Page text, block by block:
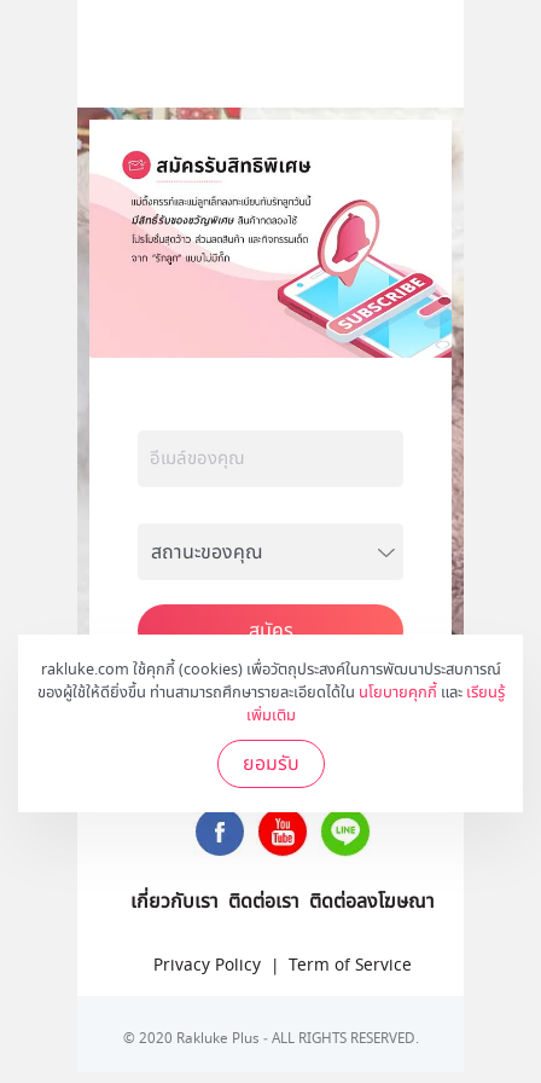
rakluke.com ใช้คุกกี้ (cookies) เพื่อวัตถุประสงค์ในการพัฒนาประสบการณ์
ของผู้ใช้ให้ดียิ่งขึ้น ท่านสามารถศึกษารายละเอียดได้ใน นโยบายคุกกี้ และ เรียนรู้
เพิ่มเติม
ยอมรับ
สมัคร
ติดตามเราได้ที่
เกี่ยวกับเรา ติดต่อเรา ติดต่อลงโฆษณา
Privacy Policy | Term of Service
© 2020 Rakluke Plus - ALL RIGHTS RESERVED.